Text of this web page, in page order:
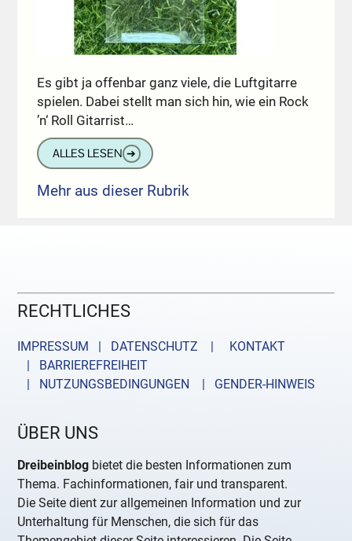
Es gibt ja offenbar ganz viele, die Luftgitarre
spielen. Dabei stellt man sich hin, wie ein Rock
’n‘ Roll Gitarrist…
ALLES LESEN ➔
Mehr aus dieser Rubrik
RECHTLICHES
IMPRESSUM | DATENSCHUTZ |
KONTAKT
| BARRIEREFREIHEIT
| NUTZUNGSBEDINGUNGEN
| GENDER-HINWEIS
ÜBER UNS
Dreibeinblog bietet die besten Informationen zum
Thema. Fachinformationen, fair und transparent.
Die Seite dient zur allgemeinen Information und zur
Unterhaltung für Menschen, die sich für das